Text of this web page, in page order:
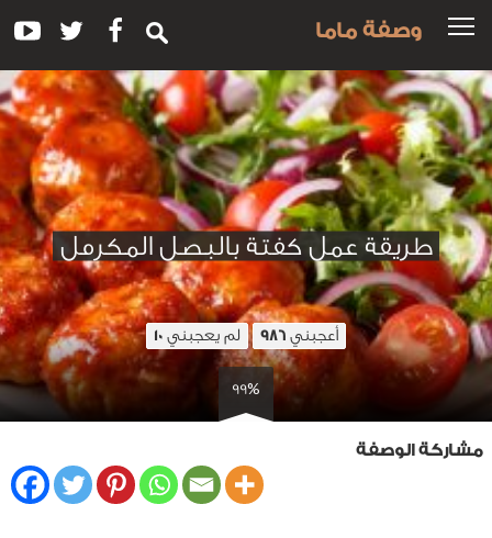
وصفة ماما
طريقة عمل كفتة بالبصل المكرمل
أعجبني 986 لم يعجبني 10
99%
مشاركة الوصفة